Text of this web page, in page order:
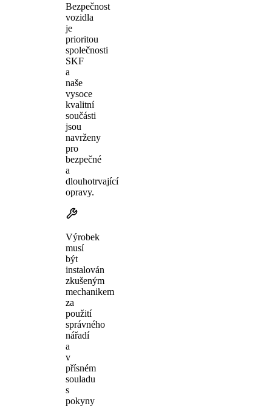
Bezpečnost
vozidla
je
prioritou
společnosti
SKF
a
naše
vysoce
kvalitní
součásti
jsou
navrženy
pro
bezpečné
a
dlouhotrvající
opravy.
Výrobek
musí
být
instalován
zkušeným
mechanikem
za
použití
správného
nářadí
a
v
přísném
souladu
s
pokyny